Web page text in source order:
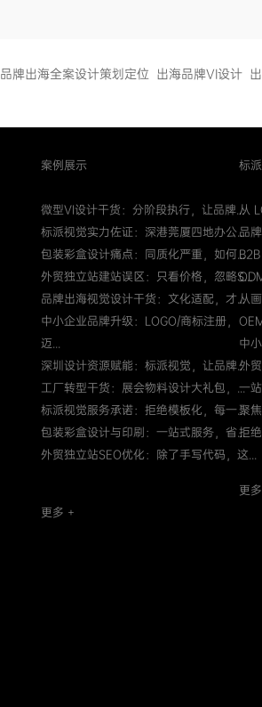
品牌出海全案设计策划定位 出海品牌VI设计
案例展示
微型VI设计干货：分阶段执行，让品牌...
标派视觉实力佐证：深港莞厦四地办公...
包装彩盒设计痛点：同质化严重，如何...
外贸独立站建站误区：只看价格，忽略S...
品牌出海视觉设计干货：文化适配，才...
中小企业品牌升级：LOGO/商标注册，
迈...
深圳设计资源赋能：标派视觉，让品牌...
工厂转型干货：展会物料设计大礼包，...
标派视觉服务承诺：拒绝模板化，每一...
包装彩盒设计与印刷：一站式服务，省...
外贸独立站SEO优化：除了手写代码，这...
更多 +
标
从
品
从
中
外
一
聚
拒
更